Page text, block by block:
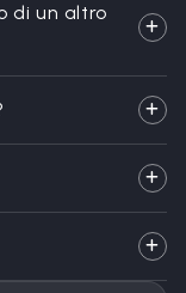
di un altro